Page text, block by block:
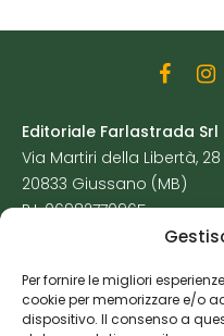
Per fornire le migliori
cookie per memorizzare e/o
dispositivo. Il consenso a
Editoriale Farlastrada Srl
Via Martiri della Libertà, 28
20833 Giussano (MB)
P.I. 06982770965
Cookie Policy
Risorse Aggiuntive